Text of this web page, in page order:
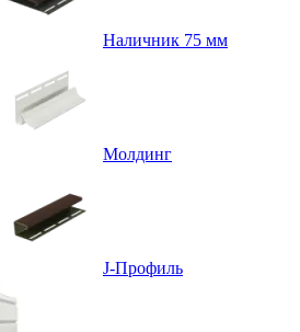
Наличник 75 мм
Молдинг
J-Профиль